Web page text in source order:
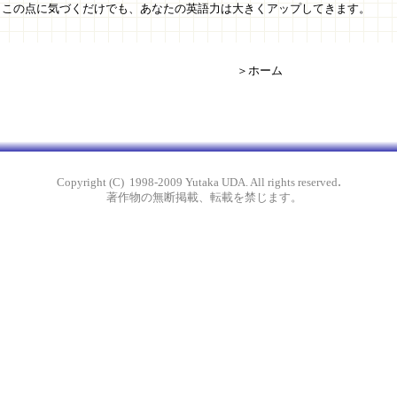
に気づくだけでも、あなたの英語力は大きくアップしてきます。
＞ホーム
Copyright (C) 1998-2009 Yutaka UDA. All rights reserved.
著作物の無断掲載、転載を禁じます。